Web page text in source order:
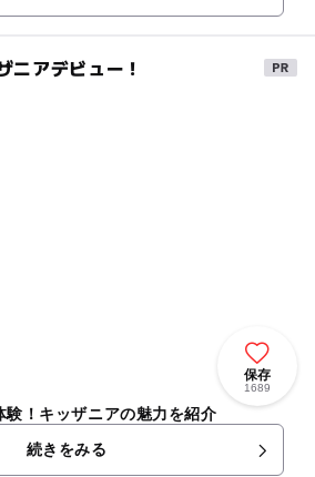
ニアデビュー！
保存
1689
！キッザニアの魅力を紹介
続きをみる